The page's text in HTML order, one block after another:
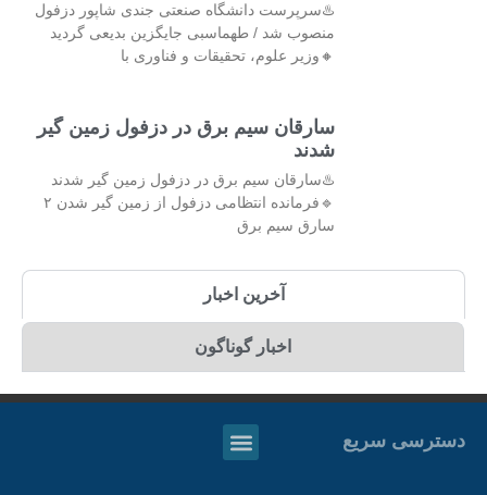
♨️سرپرست دانشگاه صنعتی جندی شاپور دزفول
منصوب شد / طهماسبی جایگزین بدیعی گردید
🔸وزیر علوم، تحقیقات و فناوری با
سارقان سیم برق در دزفول زمین گیر
شدند
♨️سارقان سیم برق در دزفول زمین گیر شدند
🔹فرمانده انتظامی دزفول از زمین گیر شدن ۲
سارق سیم برق
آخرین اخبار
اخبار گوناگون
دسترسی سریع